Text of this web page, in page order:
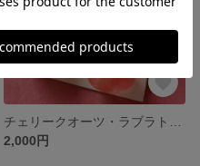
2,000円